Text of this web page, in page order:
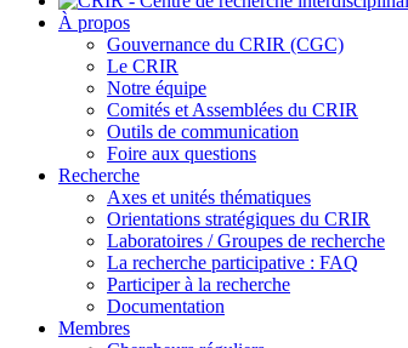
À propos
Gouvernance du CRIR (CGC)
Le CRIR
Notre équipe
Comités et Assemblées du CRIR
Outils de communication
Foire aux questions
Recherche
Axes et unités thématiques
Orientations stratégiques du CRIR
Laboratoires / Groupes de recherche
La recherche participative : FAQ
Participer à la recherche
Documentation
Membres